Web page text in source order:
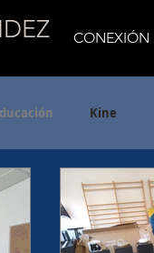
CONEXIÓN
Kine